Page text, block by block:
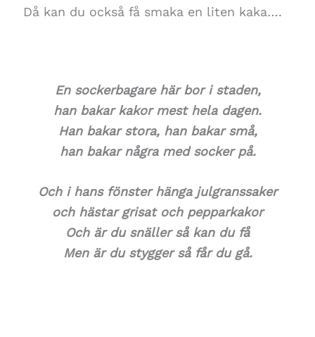
Då kan du också få smaka en liten kaka….
En sockerbagare här bor i staden,
han bakar kakor mest hela dagen.
Han bakar stora, han bakar små,
han bakar några med socker på.
Och i hans fönster hänga julgranssaker
och hästar grisat och pepparkakor
Och är du snäller så kan du få
Men är du stygger så får du gå.